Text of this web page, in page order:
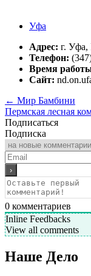
Уфа
Адрес: г. Уфа,
Телефон:
Время
Сайт:
← Мир Бамбини
Пермская лесная
Подписаться
Подписка
0 комментариев
Inline Feedbacks
View all comments
Наше Дело